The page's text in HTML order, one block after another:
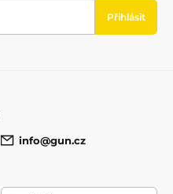
Přihlásit
info@gun.cz